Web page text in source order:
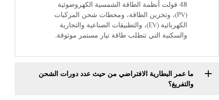
48 فولت أنظمة الطاقة الشمسية الكهروضوئية
(PV)، وتخزين الطاقة، ومحطات شحن المركبات
الكهربائية (EV)، والتطبيقات الصناعية والتجارية
والسكنية التي تتطلب طاقة تيار مستمر موثوقة.
ما عمر البطارية الافتراضي من حيث عدد دورات الشحن
والتفريغ؟